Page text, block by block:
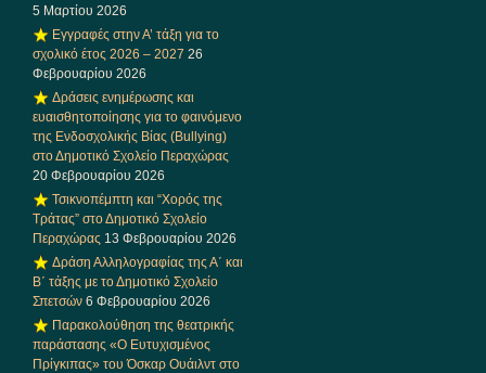
5 Μαρτίου 2026
Εγγραφές στην Α’ τάξη για το
σχολικό έτος 2026 – 2027 26
Φεβρουαρίου 2026
Δράσεις ενημέρωσης και
ευαισθητοποίησης για το φαινόμενο
της Ενδοσχολικής Βίας (Bullying)
στο Δημοτικό Σχολείο Περαχώρας
20 Φεβρουαρίου 2026
Τσικνοπέμπτη και “Χορός της
Τράτας” στο Δημοτικό Σχολείο
Περαχώρας 13 Φεβρουαρίου 2026
Δράση Αλληλογραφίας της Α΄ και
Β΄ τάξης με το Δημοτικό Σχολείο
Σπετσών 6 Φεβρουαρίου 2026
Παρακολούθηση της θεατρικής
παράστασης «Ο Ευτυχισμένος
Πρίγκιπας» του Όσκαρ Ουάιλντ στο